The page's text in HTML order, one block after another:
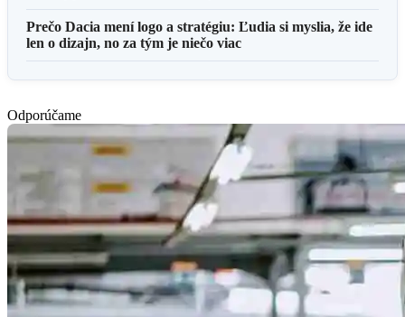
Prečo Dacia mení logo a stratégiu: Ľudia si myslia, že ide
len o dizajn, no za tým je niečo viac
Odporúčame